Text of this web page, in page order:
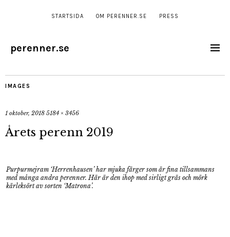
STARTSIDA OM PERENNER.SE PRESS
perenner.se
IMAGES
1 oktober, 2018 5184 × 3456
Årets perenn 2019
Purpurmejram ‘Herrenhausen’ har mjuka färger som är fina tillsammans
med många andra perenner. Här är den ihop med sirligt gräs och mörk
kärleksört av sorten ‘Matrona’.